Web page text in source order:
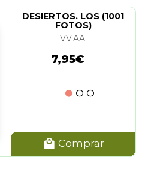
DESIERTOS. LOS (1001
FOTOS)
VV.AA.
7,95€
Comprar